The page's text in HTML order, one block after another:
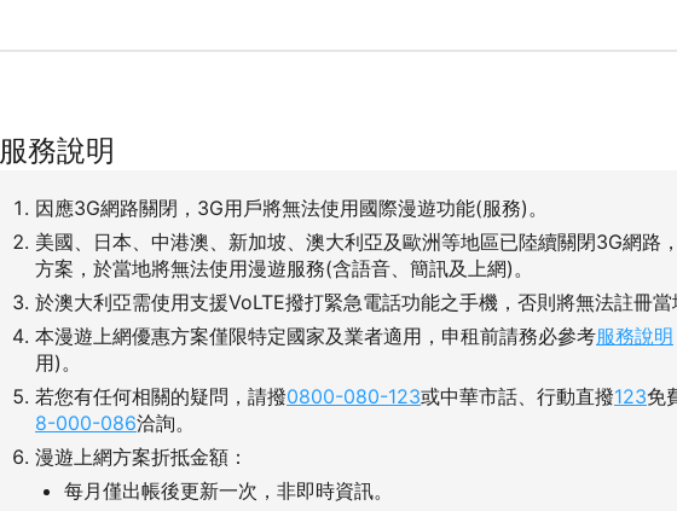
服務說明
因應3G網路關閉，3G用戶將無法使用國際漫遊功能(服務)。
美國、日本、中港澳、新加坡、澳大利亞及歐洲等地區已陸續關閉3G網路
方案，於當地將無法使用漫遊服務(含語音、簡訊及上網)。
於澳大利亞需使用支援VoLTE撥打緊急電話功能之手機，否則將無法註冊當
本漫遊上網優惠方案僅限特定國家及業者適用，申租前請務必參考服務說明
用)。
若您有任何相關的疑問，請撥0800-080-123或中華市話、行動直撥123免
8-000-086洽詢。
漫遊上網方案折抵金額：
每月僅出帳後更新一次，非即時資訊。